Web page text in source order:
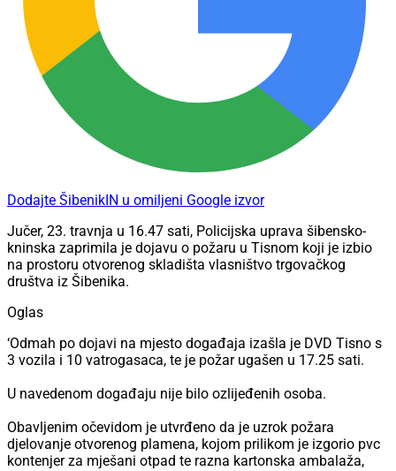
Dodajte ŠibenikIN u omiljeni Google izvor
Jučer, 23. travnja u 16.47 sati, Policijska uprava šibensko-
kninska zaprimila je dojavu o požaru u Tisnom koji je izbio
na prostoru otvorenog skladišta vlasništvo trgovačkog
društva iz Šibenika.
Oglas
‘Odmah po dojavi na mjesto događaja izašla je DVD Tisno s
3 vozila i 10 vatrogasaca, te je požar ugašen u 17.25 sati.
U navedenom događaju nije bilo ozlijeđenih osoba.
Obavljenim očevidom je utvrđeno da je uzrok požara
djelovanje otvorenog plamena, kojom prilikom je izgorio pvc
kontenjer za mješani otpad te razna kartonska ambalaža,